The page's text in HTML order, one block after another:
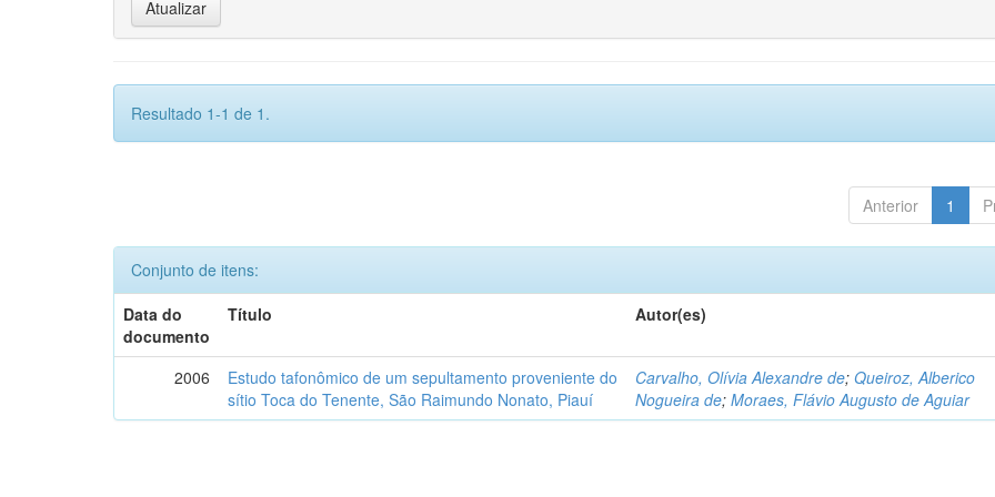
Resultado 1-1 de 1.
Anterior 1
Conjunto de itens:
Data do
documento
Título Autor(es)
2006
Estudo tafonômico de um sepultamento proveniente do
sítio Toca do Tenente, São Raimundo Nonato, Piauí
Carvalho, Olívia Alexandre de;Queiroz, Alberico
Nogueira de;Moraes, Flávio Augusto de Aguiar